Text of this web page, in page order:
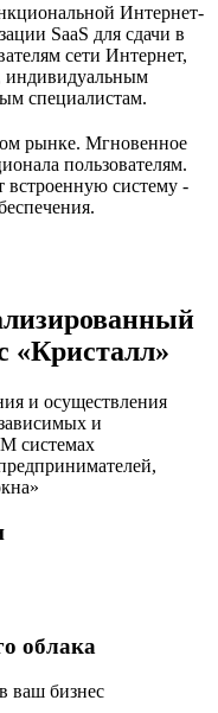
Интернет-
SaaS для сдачи в
сети Интернет,
индивидуальным
специалистам.
рынке. Мгновенное
пользователям.
встроенную систему -
«Кристалл»
и осуществления
и
системах
облака
ваш бизнес